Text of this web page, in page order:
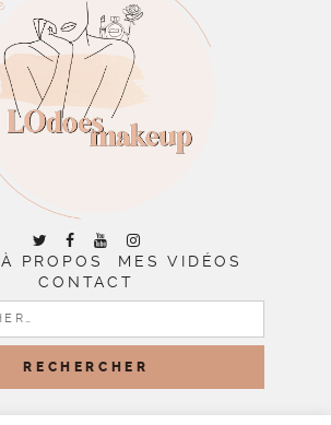
À PROPOS
MES VIDÉOS
CONTACT
RECHERCHER :